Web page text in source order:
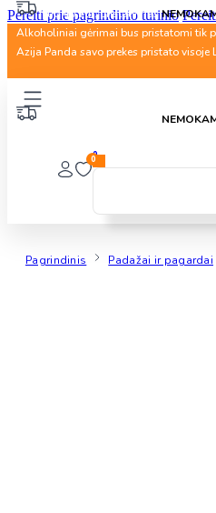
Pereiti prie pagrindinio turinio
Nuo 40 Eur. pristatymas
Alkoholiniai gėrimai bus pristatomi tik
Azija Panda savo prekes pristato visoje
Alkoholiniai gėrimai bus pristatomi tik
00
Pagrindinis Padažai ir pagardai